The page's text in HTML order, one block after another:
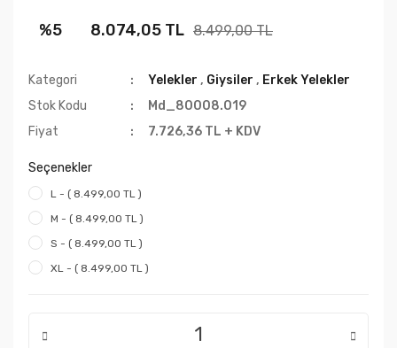
%5 8.074,05 TL 8.499,00 TL
Kategori Yelekler , Giysiler , Erkek Yelekler
Stok Kodu
Md_80008.019
Fiyat
7.726,36 TL + KDV
Seçenekler
L - ( 8.499,00 TL )
M - ( 8.499,00 TL )
S - ( 8.499,00 TL )
XL - ( 8.499,00 TL )